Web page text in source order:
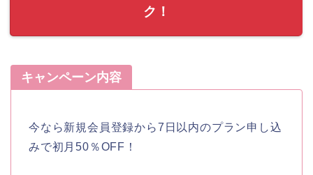
ク！
キャンペーン内容
今なら新規会員登録から7日以内のプラン申し込
みで初月50％OFF！